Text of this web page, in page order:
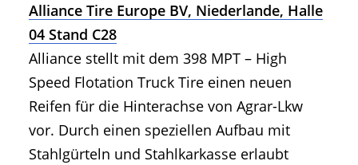
Alliance Tire Europe BV, Niederlande, Halle
04 Stand C28
Alliance stellt mit dem 398 MPT – High
Speed Flotation Truck Tire einen neuen
Reifen für die Hinterachse von Agrar-Lkw
vor. Durch einen speziellen Aufbau mit
Stahlgürteln und Stahlkarkasse erlaubt